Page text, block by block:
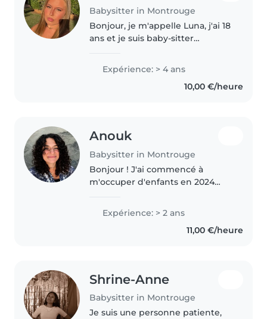
Babysitter in Montrouge
Bonjour, je m'appelle Luna, j'ai 18
ans et je suis baby-sitter
J'ai déjà 3 ans d'expérience avec
des enfants de tout âge, de la
petite enfance jusqu'à..
Expérience: > 4 ans
10,00 €/heure
Anouk
Babysitter in Montrouge
Bonjour ! J'ai commencé à
m'occuper d'enfants en 2024
centre de loisirs. Ces
expériences se sont révélées
Expérience: > 2 ans
11,00 €/heure
Shrine-Anne
Babysitter in Montrouge
Je suis une personne patiente,